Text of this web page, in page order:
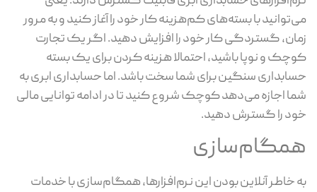
می‌توانید با بسته‌های کم‌هزینه کار خود را آغاز کنید و به مرور
زمان، گستردگی کار خود را افزایش دهید. اگر یک تجارت
کوچک و نوپا باشید، احتمالا هزینه کردن برای یک بسته
حسابداری سنگین برای شما سخت باشد. اما حسابداری ابری به
شما اجازه می‌دهد کوچک شروع کنید تا در ادامه توانایی مالی
خود را گسترش دهید.
همگام‌سازی
به خاطر آنلاین بودن این نرم‌افزارها، همگام‌سازی با خدمات